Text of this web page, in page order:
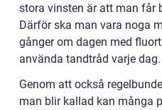
stora vinsten är att man får
Därför ska man vara noga
gånger om dagen med
använda tandtråd varje dag.
Genom att också
man blir kallad kan många